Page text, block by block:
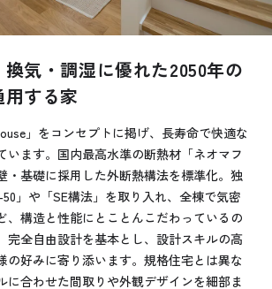
報
公式SNSをチェック
シー
気・調湿に優れた2050年の
する家
」をコンセプトに掲げ、長寿命で快適な
います。国内最高水準の断熱材「ネオマフ
・基礎に採用した外断熱構法を標準化。独
」や「SE構法」を取り入れ、全棟で気密
、構造と性能にとことんこだわっているの
完全自由設計を基本とし、設計スキルの高
の好みに寄り添います。規格住宅とは異な
に合わせた間取りや外観デザインを細部ま